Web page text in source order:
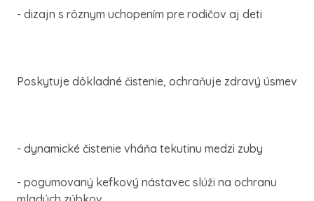
- dizajn s rôznym uchopením pre rodičov aj deti
Poskytuje dôkladné čistenie, ochraňuje zdravý úsmev
- dynamické čistenie vháňa tekutinu medzi zuby
- pogumovaný kefkový nástavec slúži na ochranu